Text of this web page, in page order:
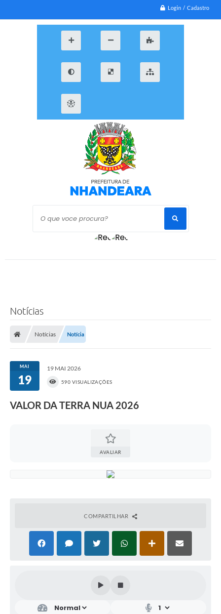
Login / Cadastro
O que voce procura?
Notícias
Notícias Notícia
MAI
19
19 MAI 2026
590 VISUALIZAÇÕES
VALOR DA TERRA NUA 2026
AVALIAR
COMPARTILHAR